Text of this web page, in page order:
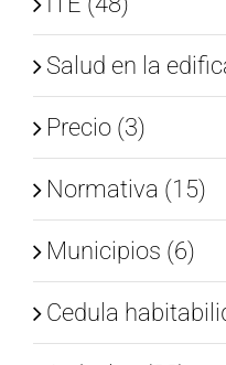
Salud en la
Precio (3)
Normativa (15)
Municipios (6)
Cedula